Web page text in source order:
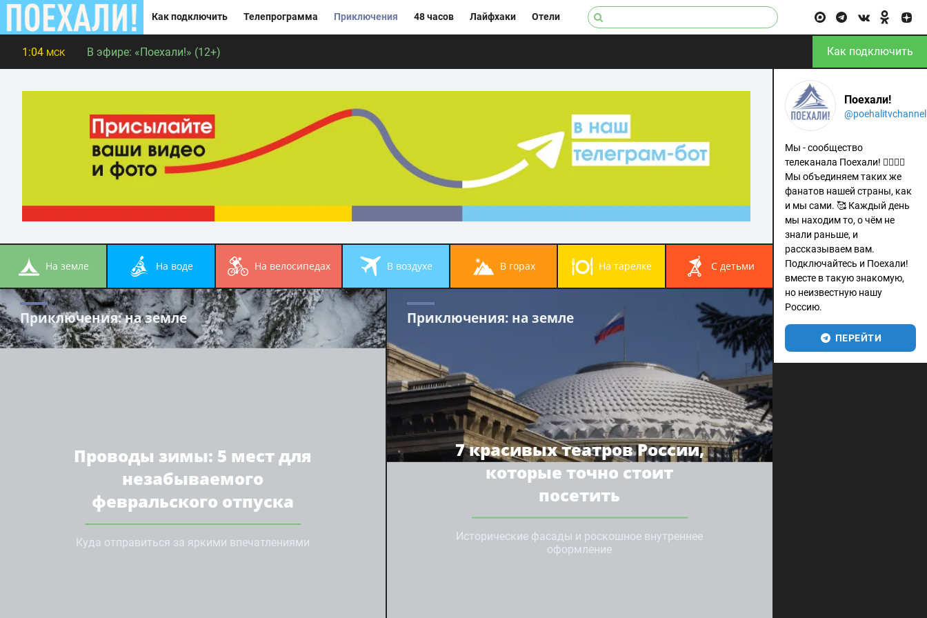
Как подключить Телепрограмма Приключения 48 часов Лайфхаки Отели
1:04 МСК В эфире: «Поехали!» (12+) Как подключить
на земле на воде на велосипедах в воздухе в горах на тарелке с детьми
Приключения: на земле
Проводы зимы: 5 мест для
незабываемого
февральского отпуска
Куда отправиться за яркими впечатлениями
Приключения: на земле
7 красивых театров России,
которые точно стоит
посетить
Исторические фасады и роскошное внутреннее
оформление
Поехали!
@poehalitvchannel
Мы - сообщество
телеканала Поехали! 🙋‍♂️🙋‍♀️
Мы объединяем таких же
фанатов нашей страны, как
и мы сами. 🥰 Каждый день
мы находим то, о чём не
знали раньше, и
рассказываем вам.
Подключайтесь и Поехали!
вместе в такую знакомую,
но неизвестную нашу
Россию.
ПЕРЕЙТИ